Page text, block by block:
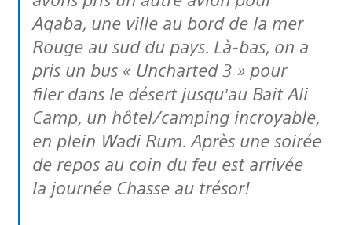
Aqaba, une ville au bord de la mer
Rouge au sud du pays. Là-bas, on a
pris un bus « Uncharted 3 » pour
filer dans le désert jusqu’au Bait Ali
Camp, un hôtel/camping incroyable,
en plein Wadi Rum. Après une soirée
de repos au coin du feu est arrivée
la journée Chasse au trésor!